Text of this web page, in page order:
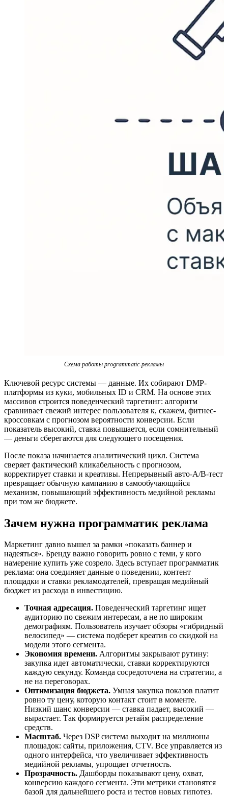
Схема работы programmatic-рекламы
Ключевой ресурс системы — данные. Их собирают DMP-
платформы из куки, мобильных ID и CRM. На основе этих
массивов строится поведенческий таргетинг: алгоритм
сравнивает свежий интерес пользователя к, скажем, фитнес-
кроссовкам с прогнозом вероятности конверсии. Если
показатель высокий, ставка повышается, если сомнительный
— деньги сберегаются для следующего посещения.
После показа начинается аналитический цикл. Система
сверяет фактический кликабельность с прогнозом,
корректирует ставки и креативы. Непрерывный авто-A/B-тест
превращает обычную кампанию в самообучающийся
механизм, повышающий эффективность медийной рекламы
при том же бюджете.
Зачем нужна программатик реклама
Маркетинг давно вышел за рамки «показать баннер и
надеяться». Бренду важно говорить ровно с теми, у кого
намерение купить уже созрело. Здесь вступает программатик
реклама: она соединяет данные о поведении, контент
площадки и ставки рекламодателей, превращая медийный
бюджет из расхода в инвестицию.
Точная адресация. Поведенческий таргетинг ищет
аудиторию по свежим интересам, а не по широким
демографиям. Пользователь изучает обзоры «гибридный
велосипед» — система подберет креатив со скидкой на
модели этого сегмента.
Экономия времени. Алгоритмы закрывают рутину:
закупка идет автоматически, ставки корректируются
каждую секунду. Команда сосредоточена на стратегии, а
не на переговорах.
Оптимизация бюджета. Умная закупка показов платит
ровно ту цену, которую контакт стоит в моменте.
Низкий шанс конверсии — ставка падает, высокий —
вырастает. Так формируется ретайм распределение
средств.
Масштаб. Через DSP система выходит на миллионы
площадок: сайты, приложения, CTV. Все управляется из
одного интерфейса, что увеличивает эффективность
медийной рекламы, упрощает отчетность.
Прозрачность. Дашборды показывают цену, охват,
конверсию каждого сегмента. Эти метрики становятся
базой для дальнейшего роста и тестов новых гипотез.